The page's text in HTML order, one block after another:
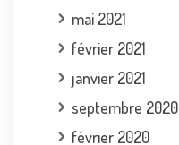
mai 2021
février 2021
janvier 2021
septembre 2020
février 2020